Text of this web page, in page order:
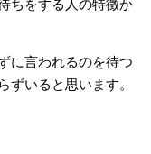
ちをする人の特徴か
に言われるのを待つ
ずいると思います。